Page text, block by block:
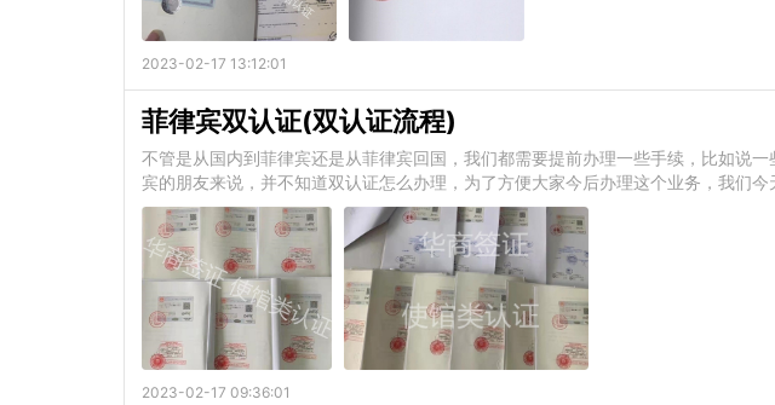
2023-02-17 13:12:01
菲律宾双认证(双认证流程)
不管是从国内到菲律宾还是从菲律宾回国，我们都需要提前办理一些手续，比如说
宾的朋友来说，并不知道双认证怎么办理，为了方便大家今后办理这个业务，我们今
2023-02-17 09:36:01